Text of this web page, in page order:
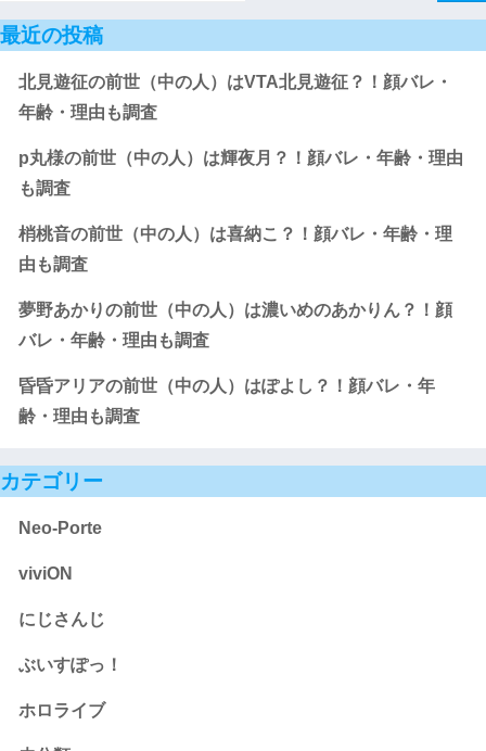
最近の投稿
北見遊征の前世（中の人）はVTA北見遊征？！顔バレ・
年齢・理由も調査
p丸様の前世（中の人）は輝夜月？！顔バレ・年齢・理由
も調査
梢桃音の前世（中の人）は喜納こ？！顔バレ・年齢・理
由も調査
夢野あかりの前世（中の人）は濃いめのあかりん？！顔
バレ・年齢・理由も調査
昏昏アリアの前世（中の人）はぽよし？！顔バレ・年
齢・理由も調査
カテゴリー
Neo-Porte
viviON
にじさんじ
ぶいすぽっ！
ホロライブ